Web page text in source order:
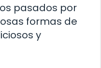
pasados por
formas de
y